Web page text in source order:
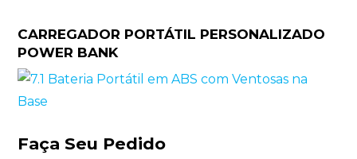
CARREGADOR PORTÁTIL PERSONALIZADO
POWER BANK
Faça Seu Pedido